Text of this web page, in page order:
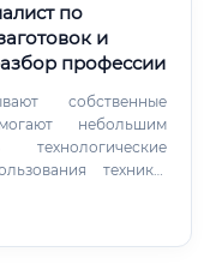
по
и
профессии
собственные
небольшим
технологические
техники,
работы, но